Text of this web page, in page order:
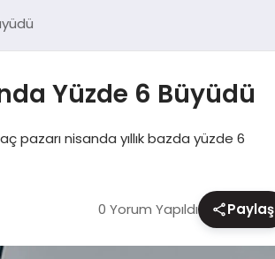
Yüzde 6 Büyüdü
pazarı nisanda yıllık bazda yüzde 6
0 Yorum Yapıldı Paylaş